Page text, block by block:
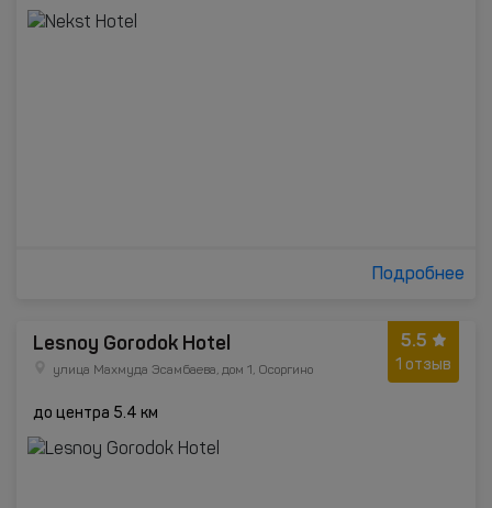
Подробнее
5.5
1 отзыв
Lesnoy Gorodok Hotel
улица Махмуда Эсамбаева, дом 1, Осоргино
до центра 5.4 км